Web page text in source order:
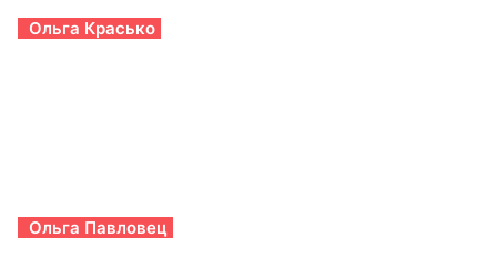
Ольга Красько
Ольга Павловец